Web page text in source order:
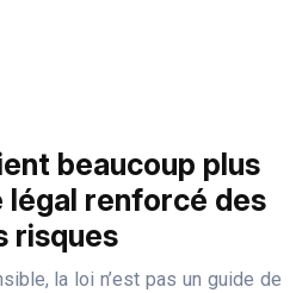
beaucoup plus
renforcé des
risques
la loi n’est pas un guide de